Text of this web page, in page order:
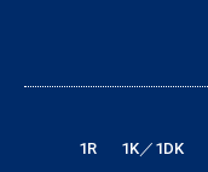
1R
1K／1DK